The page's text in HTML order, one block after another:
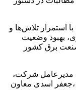
استمرار تلاش‌ها و
بهبود وضعیت
برق کشور
مدیرعامل شرکت،
اسدی معاون